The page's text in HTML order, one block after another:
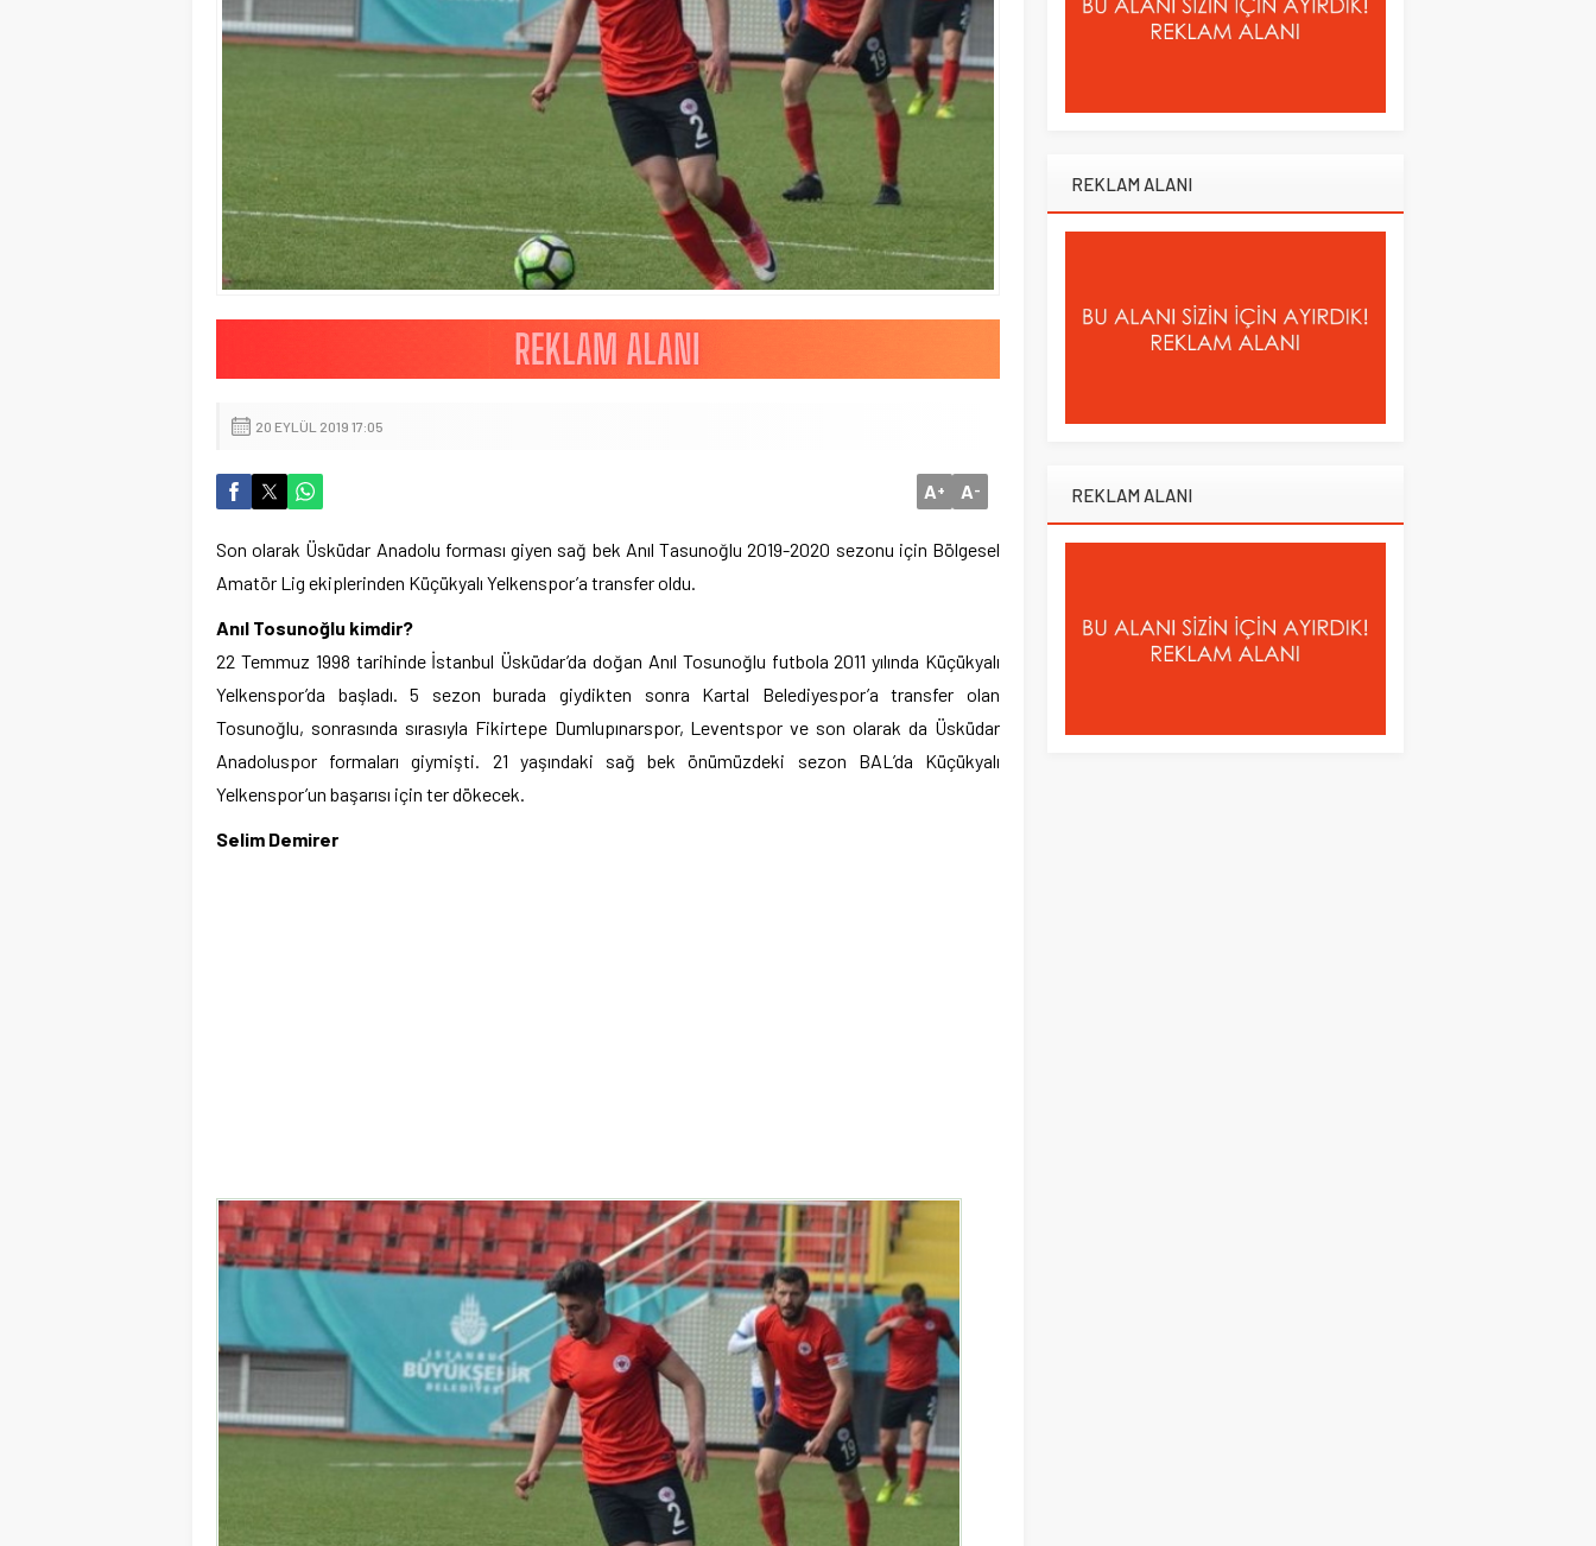
20 EYLÜL 2019 17:05
A+ A-
Son olarak Üsküdar Anadolu forması giyen sağ bek Anıl Tasunoğlu 2019-2020 sezonu için Bölgesel
Amatör Lig ekiplerinden Küçükyalı Yelkenspor’a transfer oldu.
Anıl Tosunoğlu kimdir?
22 Temmuz 1998 tarihinde İstanbul Üsküdar’da doğan Anıl Tosunoğlu futbola 2011 yılında Küçükyalı
Yelkenspor’da başladı. 5 sezon burada giydikten sonra Kartal Belediyespor’a transfer olan
Tosunoğlu, sonrasında sırasıyla Fikirtepe Dumlupınarspor, Leventspor ve son olarak da Üsküdar
Anadoluspor formaları giymişti. 21 yaşındaki sağ bek önümüzdeki sezon BAL’da Küçükyalı
Yelkenspor’un başarısı için ter dökecek.
Selim Demirer
REKLAM ALANI
REKLAM ALANI